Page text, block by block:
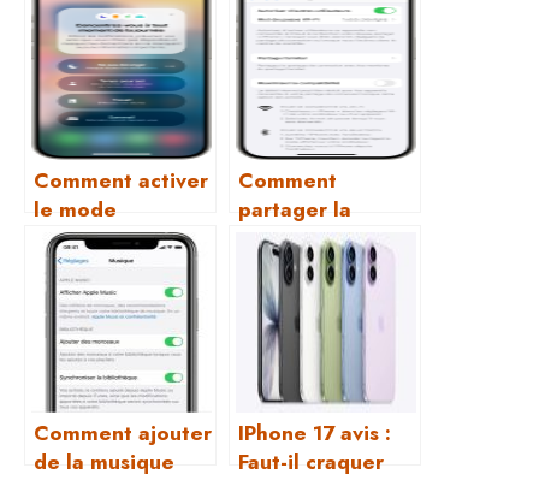
Comment activer
le mode
concentration sur
iPhone ?
Comment
partager la
connexion
Internet de mon
iPhone (partage
de connexion) ?
Comment ajouter
de la musique
IPhone 17 avis :
Faut-il craquer